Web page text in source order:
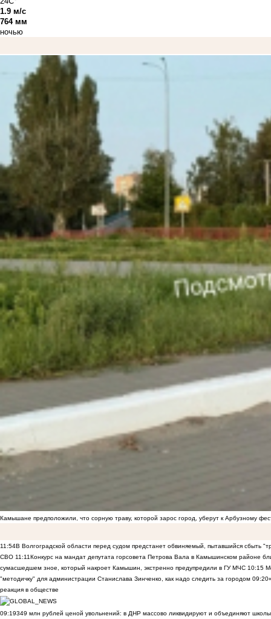
1.9 м/с
764 мм
ночью
Камышане предположили, что сорную траву, которой зарос город, уберут к Арбузному
11:54В Волгоградской области перед судом предстанет обвиняемый, пытавшийся сбыть
СВО 11:11Конкурс на мандат депутата горсовета Петрова Вала в Камышинском районе
сумасшедшем зное, который накроет Камышин, экстренно предупредили в ГУ МЧС 10:15
"методичку" для администрации Станислава Зинченко, как надо следить за городом 09:20
реакция в обществе
09:19349 млн рублей ценой увольнений: в ДНР массово ликвидируют и объединяют